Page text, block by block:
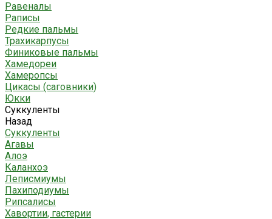
Равеналы
Раписы
Редкие пальмы
Трахикарпусы
Финиковые пальмы
Хамедореи
Хамеропсы
Цикасы (саговники)
Юкки
Суккуленты
Назад
Суккуленты
Агавы
Алоэ
Каланхоэ
Леписмиумы
Пахиподиумы
Рипсалисы
Хавортии, гастерии